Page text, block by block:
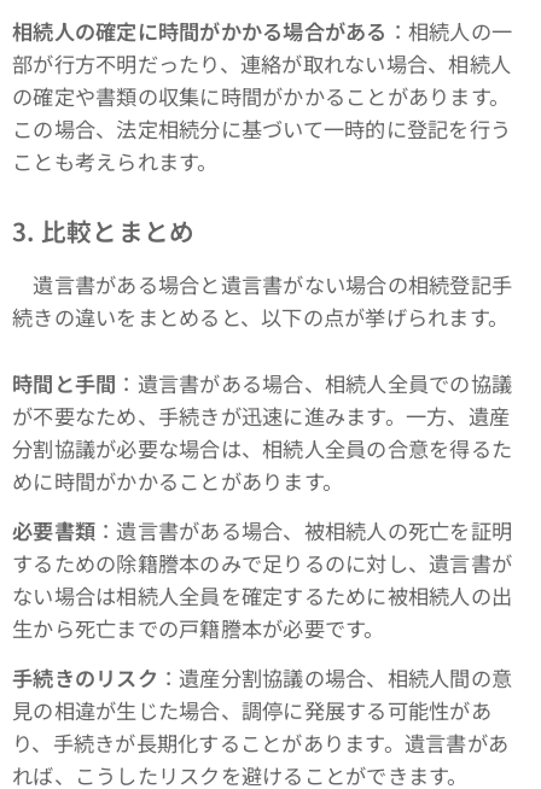
相続人の確定に時間がかかる場合がある ：相続人の一
部が行方不明だったり、連絡が取れない場合、相続人
の確定や書類の収集に時間がかかることがあります。
この場合、法定相続分に基づいて一時的に登記を行う
ことも考えられます。
3. 比較とまとめ
遺言書がある場合と遺言書がない場合の相続登記手
続きの違いをまとめると、以下の点が挙げられます。
時間と手間 ：遺言書がある場合、相続人全員での協議
が不要なため、手続きが迅速に進みます。一方、遺産
分割協議が必要な場合は、相続人全員の合意を得るた
めに時間がかかることがあります。
必要書類 ：遺言書がある場合、被相続人の死亡を証明
するための除籍謄本のみで足りるのに対し、遺言書が
ない場合は相続人全員を確定するために被相続人の出
生から死亡までの戸籍謄本が必要です。
手続きのリスク ：遺産分割協議の場合、相続人間の意
見の相違が生じた場合、調停に発展する可能性があ
り、手続きが長期化することがあります。遺言書があ
れば、こうしたリスクを避けることができます。